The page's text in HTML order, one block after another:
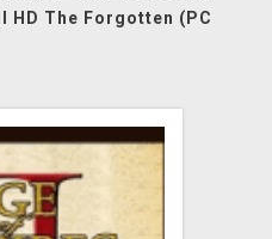
HD The Forgotten (PC